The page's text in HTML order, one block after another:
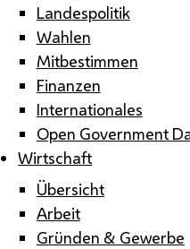
Landespolitik
Wahlen
Mitbestimmen
Finanzen
Internationales
Open Government
Wirtschaft
Übersicht
Arbeit
Gründen & Gewerbe